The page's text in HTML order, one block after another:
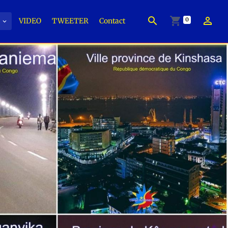
VIDEO TWEETER Contact 0